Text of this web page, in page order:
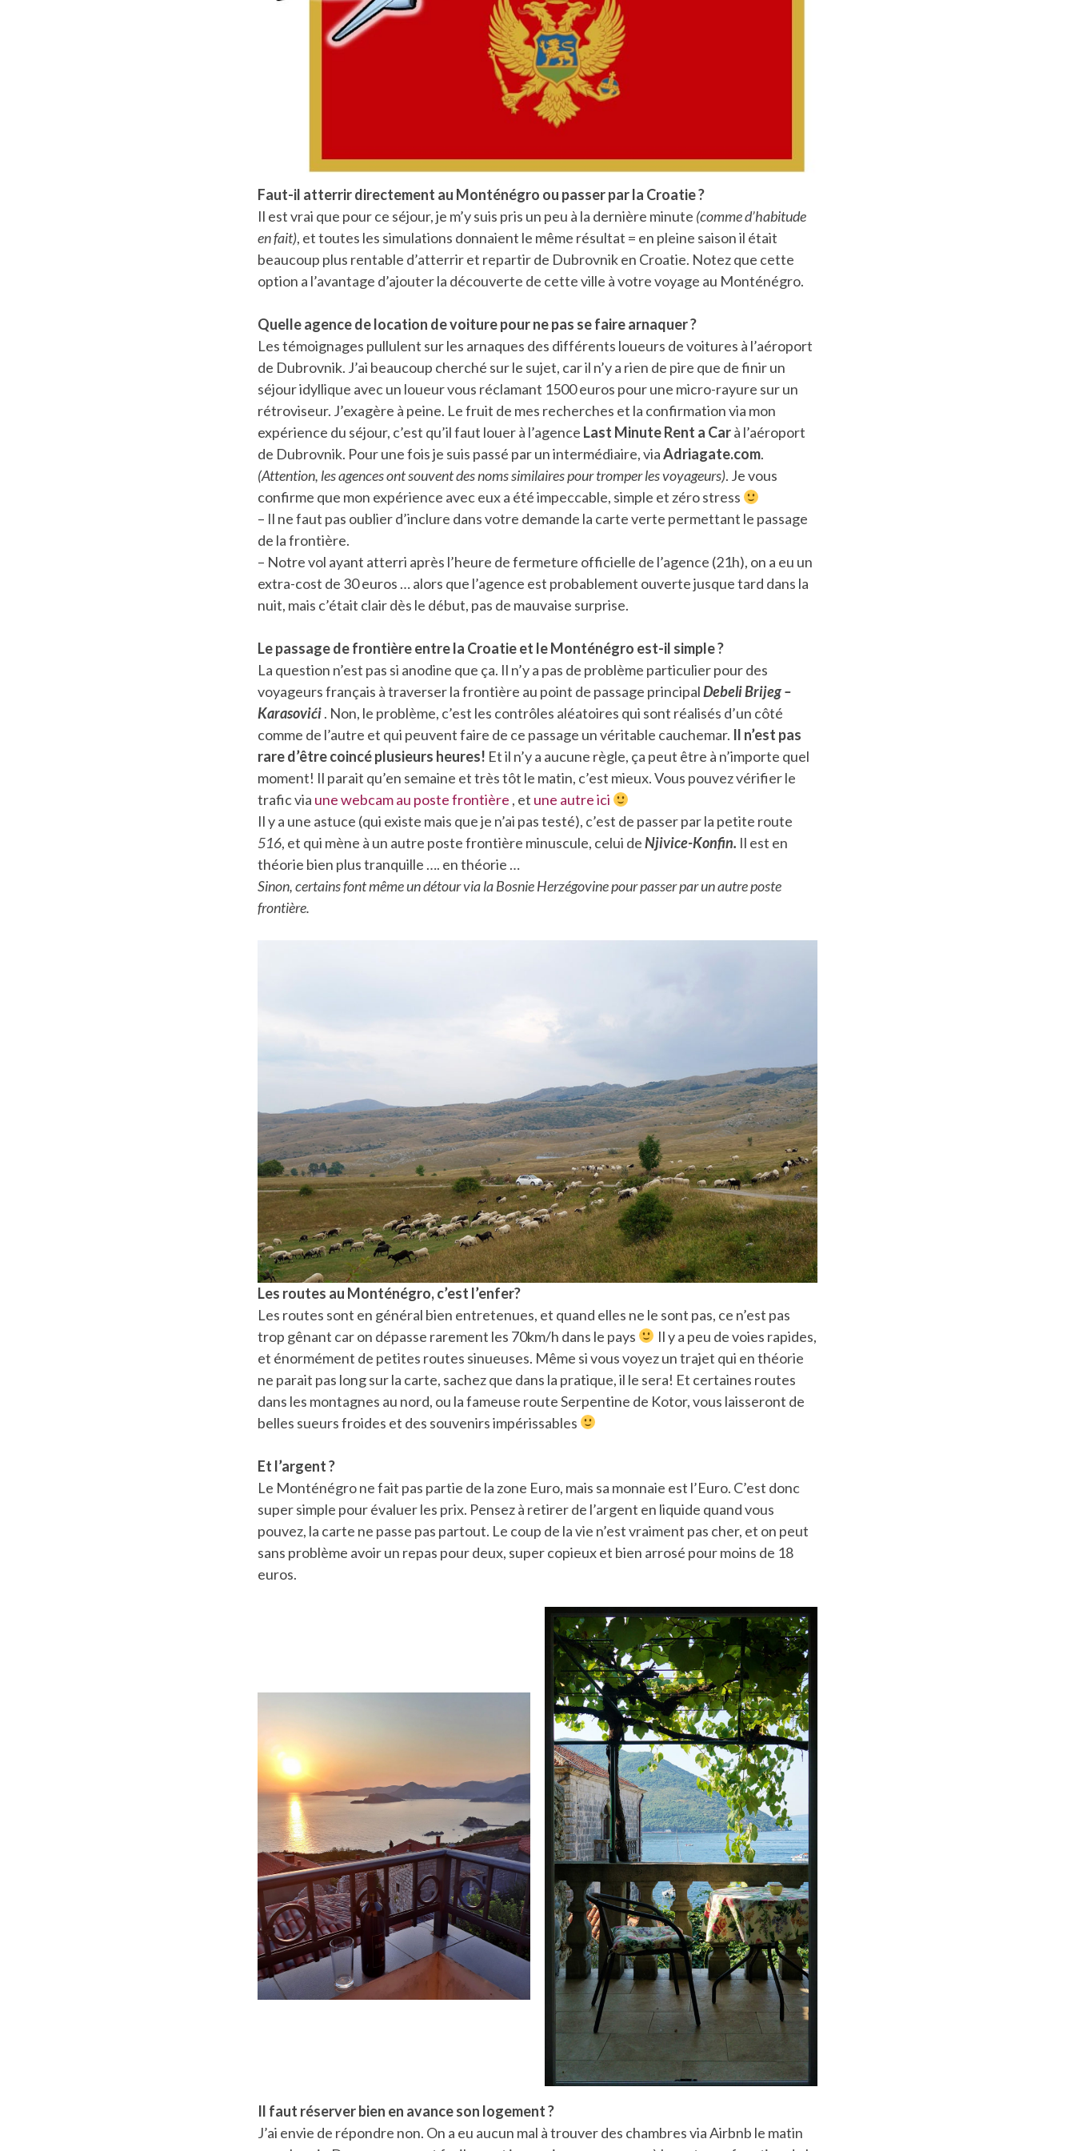
Faut-il atterrir directement au Monténégro ou passer par la Croatie ?
Il est vrai que pour ce séjour, je m’y suis pris un peu à la dernière minute (comme d’habitude
en fait), et toutes les simulations donnaient le même résultat = en pleine saison il était
beaucoup plus rentable d’atterrir et repartir de Dubrovnik en Croatie. Notez que cette
option a l’avantage d’ajouter la découverte de cette ville à votre voyage au Monténégro.
Quelle agence de location de voiture pour ne pas se faire arnaquer ?
Les témoignages pullulent sur les arnaques des différents loueurs de voitures à l’aéroport
de Dubrovnik. J’ai beaucoup cherché sur le sujet, car il n’y a rien de pire que de finir un
séjour idyllique avec un loueur vous réclamant 1500 euros pour une micro-rayure sur un
rétroviseur. J’exagère à peine. Le fruit de mes recherches et la confirmation via mon
expérience du séjour, c’est qu’il faut louer à l’agence Last Minute Rent a Carà l’aéroport
de Dubrovnik. Pour une fois je suis passé par un intermédiaire, viaAdriagate.com.
(Attention, les agences ont souvent des noms similaires pour tromper les voyageurs). Je vous
confirme que mon expérience avec eux a été impeccable, simple et zéro stress
– Il ne faut pas oublier d’inclure dans votre demande la carte verte permettant le passage
de la frontière.
– Notre vol ayant atterri après l’heure de fermeture officielle de l’agence (21h), on a eu un
extra-cost de 30 euros … alors que l’agence est probablement ouverte jusque tard dans la
nuit, mais c’était clair dès le début, pas de mauvaise surprise.
Le passage de frontière entre la Croatie et le Monténégro est-il simple ?
La question n’est pas si anodine que ça. Il n’y a pas de problème particulier pour des
voyageurs français à traverser la frontière au point de passage principalDebeli Brijeg –
Karasovići. Non, le problème, c’est les contrôles aléatoires qui sont réalisés d’un côté
comme de l’autre et qui peuvent faire de ce passage un véritable cauchemar. Il n’est pas
rare d’être coincé plusieurs heures! Et il n’y a aucune règle, ça peut être à n’importe quel
moment! Il parait qu’en semaine et très tôt le matin, c’est mieux. Vous pouvez vérifier le
trafic via une webcam au poste frontière , et une autre ici
Il y a une astuce (qui existe mais que je n’ai pas testé), c’est de passer par la petite route
516, et qui mène à un autre poste frontière minuscule, celui deNjivice-Konfin. Il est en
théorie bien plus tranquille …. en théorie …
Sinon, certains font même un détour via la Bosnie Herzégovine pour passer par un autre poste
frontière.
Les routes au Monténégro, c’est l’enfer?
Les routes sont en général bien entretenues, et quand elles ne le sont pas, ce n’est pas
trop gênant car on dépasse rarement les 70km/h dans le pays
Il y a peu de voies rapides,
et énormément de petites routes sinueuses. Même si vous voyez un trajet qui en théorie
ne parait pas long sur la carte, sachez que dans la pratique, il le sera! Et certaines routes
dans les montagnes au nord, ou la fameuse route Serpentine de Kotor, vous laisseront de
belles sueurs froides et des souvenirs impérissables
Et l’argent ?
Le Monténégro ne fait pas partie de la zone Euro, mais sa monnaie est l’Euro. C’est donc
super simple pour évaluer les prix. Pensez à retirer de l’argent en liquide quand vous
pouvez, la carte ne passe pas partout. Le coup de la vie n’est vraiment pas cher, et on peut
sans problème avoir un repas pour deux, super copieux et bien arrosé pour moins de 18
euros.
Il faut réserver bien en avance son logement ?
J’ai envie de répondre non. On a eu aucun mal à trouver des chambres via Airbnb le matin